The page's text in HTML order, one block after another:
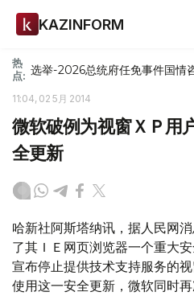
KAZINFORM
热
点: 选举-2026总统府任免事件国情
11:04, 02 5月 2014
微软破例为视窗ＸＰ用
全更新
哈新社阿斯塔纳讯，据人民网
了其ＩＥ网页浏览器一个重大
宣布停止提供技术支持服务的
使用这一安全更新，微软同时